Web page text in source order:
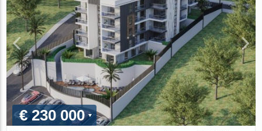
€ 230 000